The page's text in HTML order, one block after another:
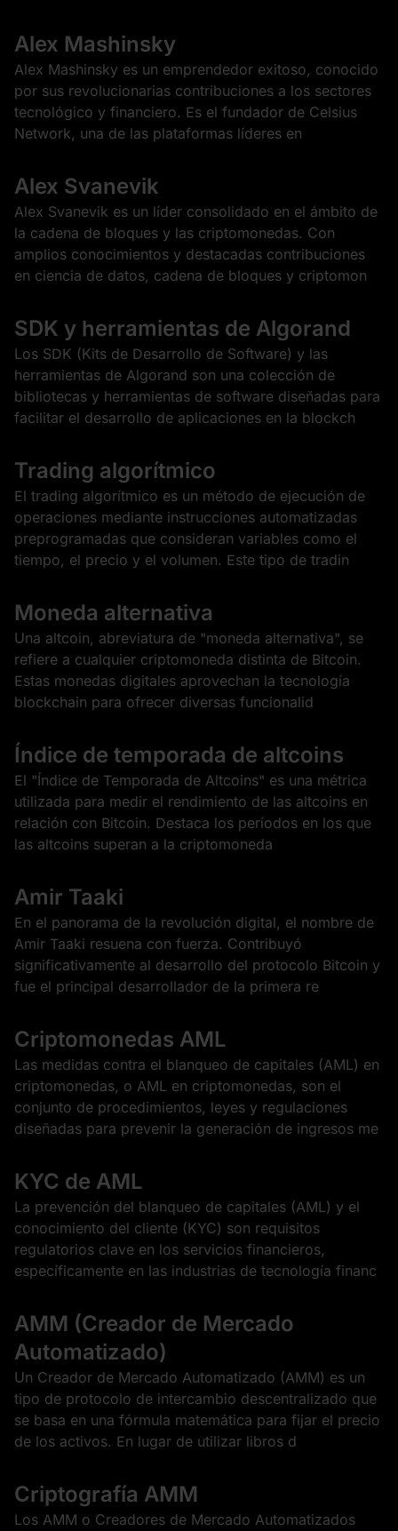
Alex Mashinsky
Alex Mashinsky es un emprendedor exitoso, conocido
por sus revolucionarias contribuciones a los sectores
tecnológico y financiero. Es el fundador de Celsius
Network, una de las plataformas líderes en
Alex Svanevik
Alex Svanevik es un líder consolidado en el ámbito de
la cadena de bloques y las criptomonedas. Con
amplios conocimientos y destacadas contribuciones
en ciencia de datos, cadena de bloques y criptomon
SDK y herramientas de Algorand
Los SDK (Kits de Desarrollo de Software) y las
herramientas de Algorand son una colección de
bibliotecas y herramientas de software diseñadas para
facilitar el desarrollo de aplicaciones en la blockch
Trading algorítmico
El trading algorítmico es un método de ejecución de
operaciones mediante instrucciones automatizadas
preprogramadas que consideran variables como el
tiempo, el precio y el volumen. Este tipo de tradin
Moneda alternativa
Una altcoin, abreviatura de "moneda alternativa", se
refiere a cualquier criptomoneda distinta de Bitcoin.
Estas monedas digitales aprovechan la tecnología
blockchain para ofrecer diversas funcionalid
Índice de temporada de altcoins
El "Índice de Temporada de Altcoins" es una métrica
utilizada para medir el rendimiento de las altcoins en
relación con Bitcoin. Destaca los períodos en los que
las altcoins superan a la criptomoneda
Amir Taaki
En el panorama de la revolución digital, el nombre de
Amir Taaki resuena con fuerza. Contribuyó
significativamente al desarrollo del protocolo Bitcoin y
fue el principal desarrollador de la primera re
Criptomonedas AML
Las medidas contra el blanqueo de capitales (AML) en
criptomonedas, o AML en criptomonedas, son el
conjunto de procedimientos, leyes y regulaciones
diseñadas para prevenir la generación de ingresos me
KYC de AML
La prevención del blanqueo de capitales (AML) y el
conocimiento del cliente (KYC) son requisitos
regulatorios clave en los servicios financieros,
específicamente en las industrias de tecnología financ
AMM (Creador de Mercado
Automatizado)
Un Creador de Mercado Automatizado (AMM) es un
tipo de protocolo de intercambio descentralizado que
se basa en una fórmula matemática para fijar el precio
de los activos. En lugar de utilizar libros d
Criptografía AMM
Los AMM o Creadores de Mercado Automatizados